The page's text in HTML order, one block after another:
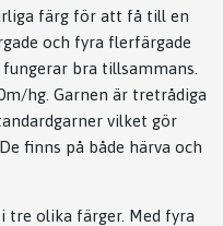
färg för att få till en
och fyra flerfärgade
bra tillsammans.
hg. Garnen är tretrådiga
vilket gör
finns på både härva och
tre olika färger. Med fyra